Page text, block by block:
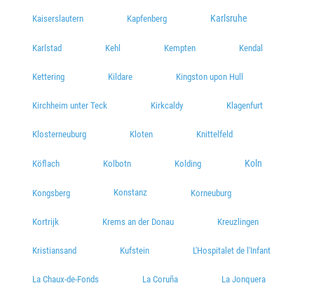
Kaiserslautern Kapfenberg Karlsruhe
Karlstad Kehl Kempten Kendal
Kettering Kildare Kingston upon Hull
Kirchheim unter Teck Kirkcaldy Klagenfurt
Klosterneuburg Kloten Knittelfeld
Köflach Kolbotn Kolding Koln
Kongsberg Konstanz Korneuburg
Kortrijk Krems an der Donau Kreuzlingen
Kristiansand Kufstein L'Hospitalet de l'Infant
La Chaux-de-Fonds La Coruña La Jonquera